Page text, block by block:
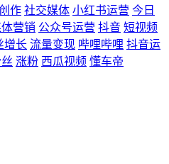
作 社交媒体 小红书运营 今日
营销 公众号运营 抖音 短视频
增长 流量变现 哔哩哔哩 抖音运
涨粉 西瓜视频 懂车帝